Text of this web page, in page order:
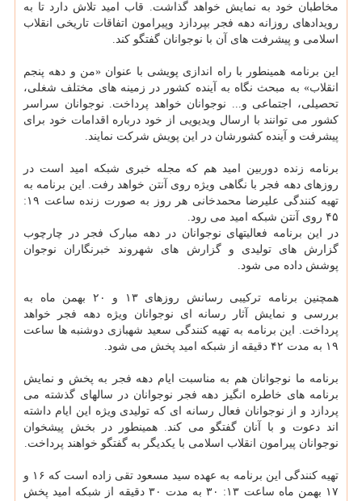
مخاطبان خود به نمایش خواهد گذاشت. قاب امید تلاش دارد تا به
رویدادهای روزانه دهه فجر بپردازد وپیرامون اتفاقات تاریخی انقلاب
اسلامی و پیشرفت های آن با نوجوانان گفتگو کند.
این برنامه همینطور با راه اندازی پویشی با عنوان «من و دهه پنجم
انقلاب» به مبحث نگاه به آینده کشور در زمینه های مختلف شغلی،
تحصیلی، اجتماعی و... نوجوانان خواهد پرداخت. نوجوانان سراسر
کشور می توانند با ارسال ویدیویی از خود درباره اقدامات خود برای
پیشرفت و آینده کشورشان در این پویش شرکت نمایند.
برنامه زنده دوربین امید هم که مجله خبری شبکه امید است در
روزهای دهه فجر با نگاهی ویژه روی آنتن خواهد رفت. این برنامه به
تهیه کنندگی علیرضا محمدخانی هر روز به صورت زنده ساعت ۱۹:
۴۵ روی آنتن شبکه امید می رود.
در این برنامه فعالیتهای نوجوانان در دهه مبارک فجر در چارچوب
گزارش های تولیدی و گزارش های شهروند خبرنگاران نوجوان
پوشش داده می شود.
همچنین برنامه ترکیبی رسانش روزهای ۱۳ و ۲۰ بهمن ماه به
بررسی و نمایش آثار رسانه ای نوجوانان ویژه دهه فجر خواهد
پرداخت. این برنامه به تهیه کنندگی سعید شهبازی دوشنبه ها ساعت
۱۹ به مدت ۴۲ دقیقه از شبکه امید پخش می شود.
برنامه ما نوجوانان هم به مناسبت ایام دهه فجر به پخش و نمایش
برنامه های خاطره انگیز دهه فجر نوجوانان در سالهای گذشته می
پردازد و از نوجوانان فعال رسانه ای که تولیدی ویژه این ایام داشته
اند دعوت و با آنان گفتگو می کند. همینطور در بخش پیشخوان
نوجوانان پیرامون انقلاب اسلامی با یکدیگر به گفتگو خواهند پرداخت.
تهیه کنندگی این برنامه به عهده سید مسعود تقی زاده است که ۱۶ و
۱۷ بهمن ماه ساعت ۱۳: ۳۰ به مدت ۳۰ دقیقه از شبکه امید پخش